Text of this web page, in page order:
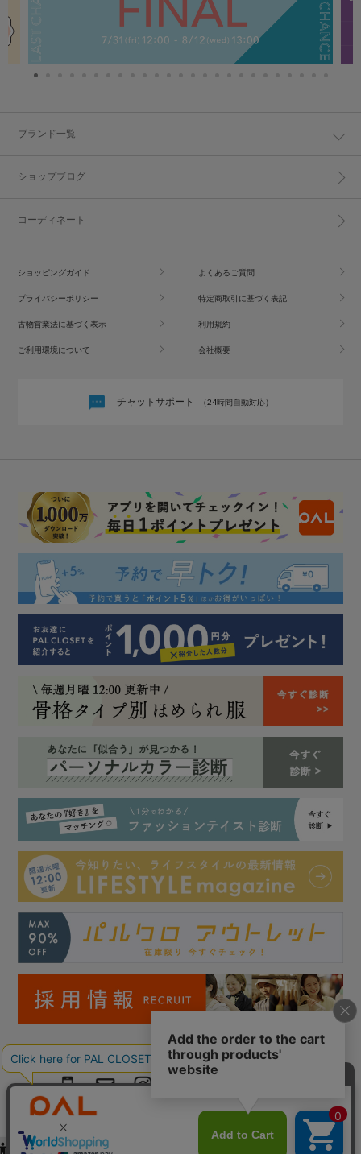
ブランド一覧
ショップブログ
コーディネート
ショッピングガイド よくあるご質問
プライバシーポリシー 特定商取引に基づく表記
古物営業法に基づく表示 利用規約
ご利用環境について 会社概要
チャットサポート （24時間自動対応）